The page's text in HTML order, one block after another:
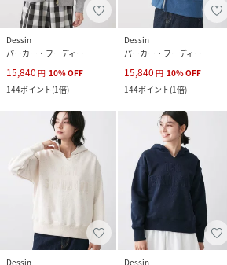
Dessin
パーカー・フーディー
15,840 円 10%OFF
144ポイント(1倍)
Dessin
パーカー・フーディー
15,840 円 10%OFF
144ポイント(1倍)
Dessin Dessin